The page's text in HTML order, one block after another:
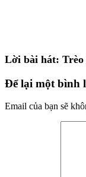
Lời bài hát:
Để lại một bình
Email của bạn sẽ